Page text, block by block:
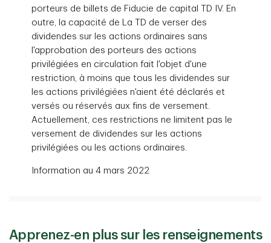
porteurs de billets de Fiducie de capital TD IV. En
outre, la capacité de La TD de verser des
dividendes sur les actions ordinaires sans
l'approbation des porteurs des actions
privilégiées en circulation fait l'objet d'une
restriction, à moins que tous les dividendes sur
les actions privilégiées n'aient été déclarés et
versés ou réservés aux fins de versement.
Actuellement, ces restrictions ne limitent pas le
versement de dividendes sur les actions
privilégiées ou les actions ordinaires.
Information au 4 mars 2022
Apprenez-en plus sur les renseignements